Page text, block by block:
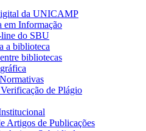
da UNICAMP
em Informação
do SBU
a biblioteca
bibliotecas
de Plágio
Artigos de Publicações